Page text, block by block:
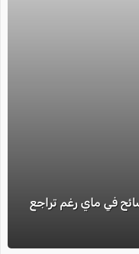
8.35 ملايين سائح في ماي رغم تراجع